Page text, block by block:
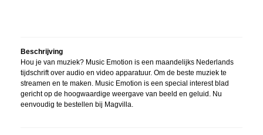
Beschrijving
Hou je van muziek? Music Emotion is een maandelijks Nederlands
tijdschrift over audio en video apparatuur. Om de beste muziek te
streamen en te maken. Music Emotion is een special interest blad
gericht op de hoogwaardige weergave van beeld en geluid. Nu
eenvoudig te bestellen bij Magvilla.